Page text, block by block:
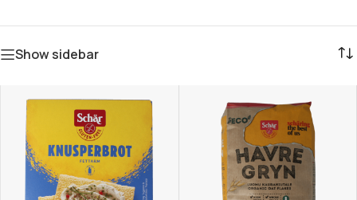
Show sidebar